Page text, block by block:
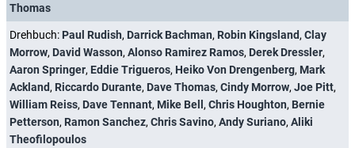
Thomas
Drehbuch: Paul Rudish, Darrick Bachman, Robin Kingsland, Clay
Morrow, David Wasson, Alonso Ramirez Ramos, Derek Dressler,
Aaron Springer, Eddie Trigueros, Heiko Von Drengenberg, Mark
Ackland, Riccardo Durante, Dave Thomas, Cindy Morrow, Joe Pitt,
William Reiss, Dave Tennant, Mike Bell, Chris Houghton, Bernie
Petterson, Ramon Sanchez, Chris Savino, Andy Suriano, Aliki
Theofilopoulos